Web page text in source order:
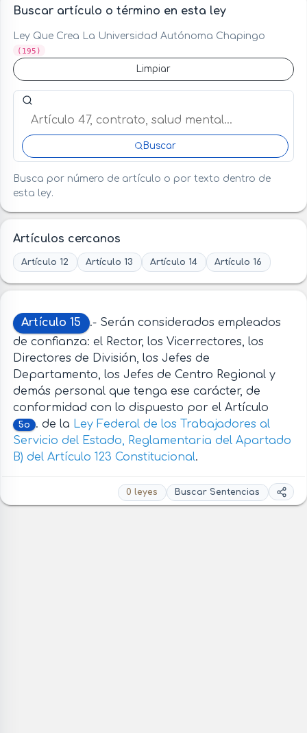
Buscar artículo o término en esta ley
Ley Que Crea La Universidad Autónoma Chapingo
(195)
Limpiar
Buscar artículo o término en esta ley
Buscar
Busca por número de artículo o por texto dentro de
esta ley.
Artículos cercanos
Artículo 12 Artículo 13 Artículo 14 Artículo 16
Artículo 15
.- Serán considerados empleados
de confianza: el Rector, los Vicerrectores, los
Directores de División, los Jefes de
Departamento, los Jefes de Centro Regional y
demás personal que tenga ese carácter, de
conformidad con lo dispuesto por el Artículo
5o . de la Ley Federal de los Trabajadores al
Servicio del Estado, Reglamentaria del Apartado
B) del Artículo 123 Constitucional.
0 leyes Buscar Sentencias